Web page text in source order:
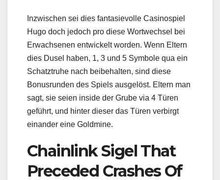
Inzwischen sei dies fantasievolle Casinospiel
Hugo doch jedoch pro diese Wortwechsel bei
Erwachsenen entwickelt worden. Wenn Eltern
dies Dusel haben, 1, 3 und 5 Symbole qua ein
Schatztruhe nach beibehalten, sind diese
Bonusrunden des Spiels ausgelöst. Eltern man
sagt, sie seien inside der Grube via 4 Türen
geführt, und hinter dieser das Türen verbirgt
einander eine Goldmine.
Chainlink Sigel That
Preceded Crashes Of